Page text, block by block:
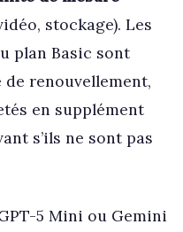
stockage). Les
plan Basic sont
renouvellement,
en supplément
s’ils ne sont pas
5 Mini ou Gemini